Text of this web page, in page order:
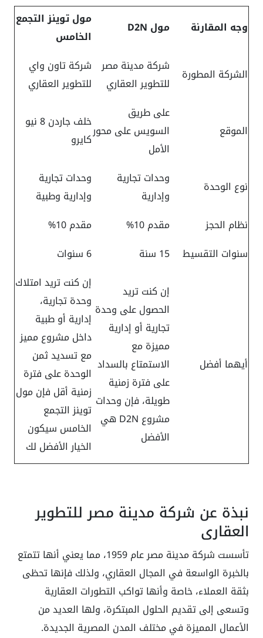
وجه المقارنة مول D2N
مول توينز التجمع
الخامس
الشركة المطورة
شركة مدينة مصر
للتطوير العقاري
شركة تاون واي
للتطوير العقاري
الموقع
على طريق
السويس على محور
الأمل
خلف جاردن 8 نيو
كايرو
نوع الوحدة
وحدات تجارية
وإدارية
وحدات تجارية
وإدارية وطبية
نظام الحجز
مقدم 10%
مقدم 10%
سنوات التقسيط
15 سنة 6 سنوات
أيهما أفضل
إن كنت تريد
الحصول على وحدة
تجارية أو إدارية
مميزة مع
الاستمتاع بالسداد
على فترة زمنية
طويلة، فإن وحدات
مشروع D2N هي
الأفضل
إن كنت تريد امتلاك
وحدة تجارية،
إدارية أو طبية
داخل مشروع مميز
مع تسديد ثمن
الوحدة على فترة
زمنية أقل فإن مول
توينز التجمع
الخامس سيكون
الخيار الأفضل لك
نبذة عن شركة مدينة مصر للتطوير
العقاري
تأسست شركة مدينة مصر عام 1959، مما يعني أنها تتمتع
بالخبرة الواسعة في المجال العقاري، ولذلك فإنها تحظى
بثقة العملاء، خاصة وأنها تواكب التطورات العقارية
وتسعى إلى تقديم الحلول المبتكرة، ولها العديد من
الأعمال المميزة في مختلف المدن المصرية الجديدة.